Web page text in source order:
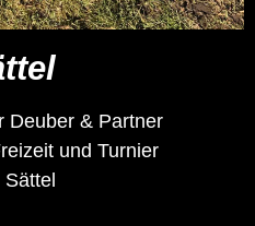
Deuber & Partner
und Turnier
Sättel